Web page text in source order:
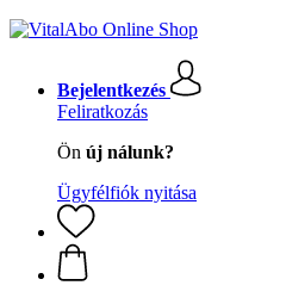
Bejelentkezés
Feliratkozás
Ön új nálunk?
Ügyfélfiók nyitása